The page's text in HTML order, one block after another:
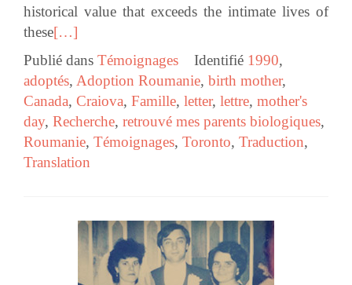
historical value that exceeds the intimate lives of
these[…]
Publié dans Témoignages Identifié 1990,
adoptés, Adoption Roumanie, birth mother,
Canada, Craiova, Famille, letter, lettre, mother's
day, Recherche, retrouvé mes parents biologiques,
Roumanie, Témoignages, Toronto, Traduction,
Translation